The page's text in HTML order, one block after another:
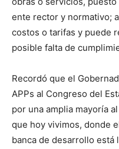
ente rector y normativo;
costos o tarifas y puede
posible falta de
Recordó que el
APPs al Congreso del
por una amplia mayoría
que hoy vivimos, donde
banca de desarrollo está